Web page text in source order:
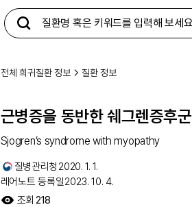
전체 희귀질환 정보 질환 정보
근병증을 동반한 쉐그렌증후군
Sjogren’s syndrome with myopathy
질병관리청 2020. 1. 1.
레어노트 등록일2023. 10. 4.
조회 218